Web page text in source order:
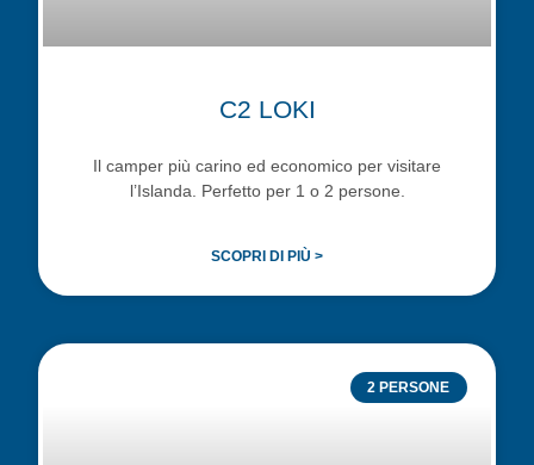
C2 LOKI
Il camper più carino ed economico per visitare
l’Islanda. Perfetto per 1 o 2 persone.
SCOPRI DI PIÙ >
2 PERSONE